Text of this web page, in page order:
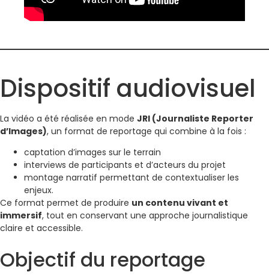
Dispositif audiovisuel
La vidéo a été réalisée en mode JRI (Journaliste Reporter
d’Images), un format de reportage qui combine à la fois :
captation d’images sur le terrain
interviews de participants et d’acteurs du projet
montage narratif permettant de contextualiser les
enjeux.
Ce format permet de produire un contenu vivant et
immersif, tout en conservant une approche journalistique
claire et accessible.
Objectif du reportage